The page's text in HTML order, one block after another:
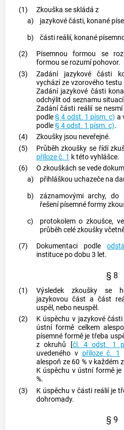
(1)
Zkouška se skládá z
a)
jazykové části, konané
b)
části reálií, konané
(2)
Písemnou formou se
formou se rozumí pohovor.
(3)
Zadání jazykové části
vychází ze vzorového
Zadání jazykové části
odchýlit od seznamu
Zadání části reálií se
podle§ 4 odst. 1 písm. c) a
podle§ 4 odst. 1 písm. c).
(4)
Zkoušky jsou neveřejné.
(5)
Průběh zkoušky se řídí
příloze č. 1 k této vyhlášce.
(6)
O zkouškách se vede
a)
přihláškou uchazeče na
b)
záznamovými archy, do
řešenípísemné formy
c)
protokolem o zkoušce,
průběh celé zkoušky
(7)
Dokumentaci podle
instituce po dobu 3 let.
§ 8
(1)
Výsledek zkoušky se
jazykovou část a část
uspěl, nebo neuspěl.
(2)
K úspěchu v jazykové
ústní formě celkem
písemné forměje třeba
z okruhů [čl. 4 odst. 1
uvedeného v příloze č. 1
alespoň ze 60 % v každém
K úspěchu v ústní formě
%.
(3)
K úspěchu v části reálií je
dohromady.
§ 9